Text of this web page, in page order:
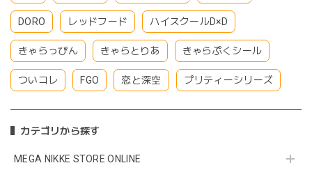
DORO レッドフード ハイスクールD×D
きゃらっぴん きゃらとりあ きゃらぷくシール
ついコレ FGO 恋と深空 プリティーシリーズ
カテゴリから探す
MEGA NIKKE STORE ONLINE